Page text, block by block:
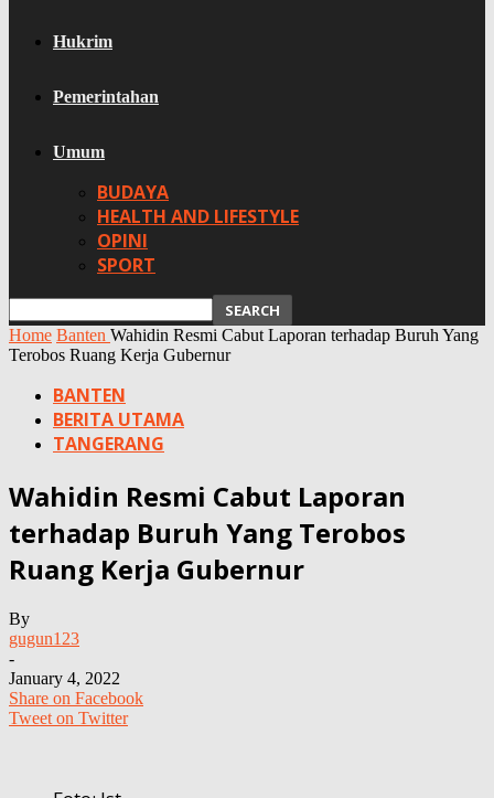
Hukrim
Pemerintahan
Umum
BUDAYA
HEALTH AND LIFESTYLE
OPINI
SPORT
Home Banten Wahidin Resmi Cabut Laporan terhadap Buruh Yang
Terobos Ruang Kerja Gubernur
BANTEN
BERITA UTAMA
TANGERANG
Wahidin Resmi Cabut Laporan
terhadap Buruh Yang Terobos
Ruang Kerja Gubernur
By
gugun123
-
January 4, 2022
Share on Facebook
Tweet on Twitter